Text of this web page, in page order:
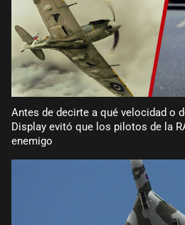
Antes de decirte a qué velocidad o
Display evitó que los pilotos de la
enemigo